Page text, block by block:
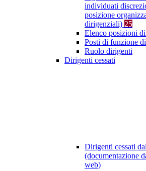
individuati
posizione
dirigenziali) 25
Elenco posizioni
Posti di funzione
Ruolo dirigenti
Dirigenti cessati
Dirigenti cessati
(documentazione
web)